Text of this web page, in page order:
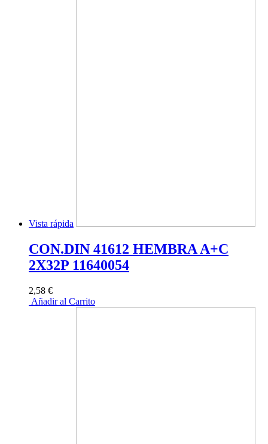
Vista rápida
CON.DIN 41612 HEMBRA A+C
2X32P 11640054
2,58 €
Añadir al Carrito